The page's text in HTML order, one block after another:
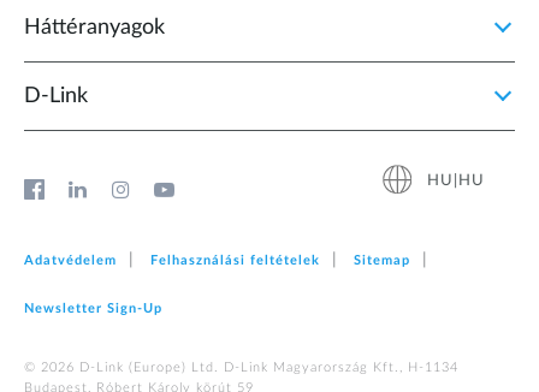
Háttéranyagok
D‑Link
HU|HU
Adatvédelem Felhasználási feltételek Sitemap
Newsletter Sign‑Up
© 2026 D‑Link (Europe) Ltd. D-Link Magyarország Kft., H-1134
Budapest, Róbert Károly körút 59